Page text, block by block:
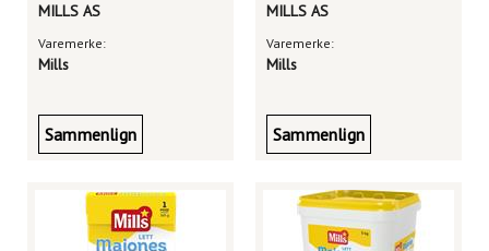
MILLS AS
Varemerke:
Mills
Sammenlign
MILLS AS
Varemerke:
Mills
Sammenlign